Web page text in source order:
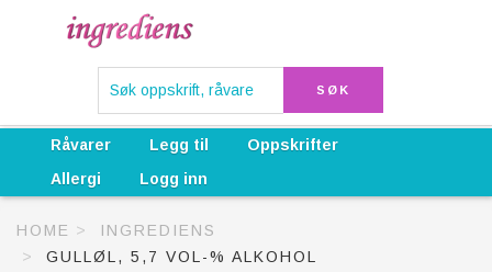
Råvarer Legg til
Oppskrifter
Allergi
Logg inn
HOME
INGREDIENS
GULLØL, 5,7 VOL-% ALKOHOL